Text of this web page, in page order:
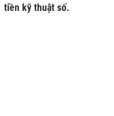
tiền kỹ thuật số.